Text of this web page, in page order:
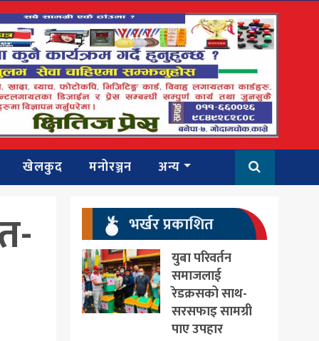
खेलकुद मनोरञ्जन अन्य
भर्खर प्रकाशित
युबा परिवर्तन
समाजलाई
रेडक्रसको साथ-
सरसफाइ सामग्री
पाए उपहार